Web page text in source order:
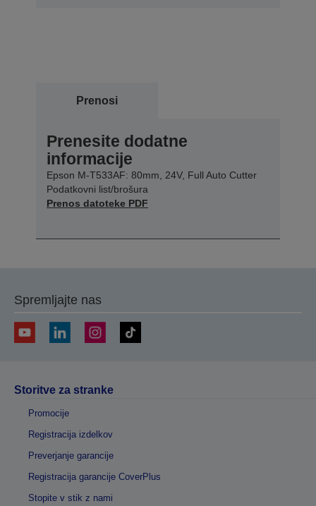
Prenosi
Prenesite dodatne
informacije
Epson M-T533AF: 80mm, 24V, Full Auto Cutter
Podatkovni list/brošura
Prenos datoteke PDF
Spremljajte nas
Storitve za stranke
Promocije
Registracija izdelkov
Preverjanje garancije
Registracija garancije CoverPlus
Stopite v stik z nami